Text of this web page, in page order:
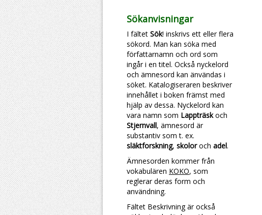
Sökanvisningar
I fältet Sök! inskrivs ett eller flera
sökord. Man kan söka med
författarnamn och ord som
ingår i en titel. Också nyckelord
och ämnesord kan änvändas i
söket. Katalogiseraren beskriver
innehållet i boken främst med
hjälp av dessa. Nyckelord kan
vara namn som Lappträskoch
Stjernvall, ämnesord är
substantiv som t. ex.
släktforskning, skoloroch adel.
Ämnesorden kommer från
vokabulären KOKO, som
reglerar deras form och
användning.
Fältet Beskrivning är också